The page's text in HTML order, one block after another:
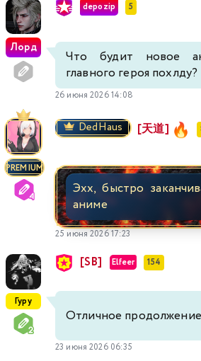
Лорд
depozip 5
Что будит новое
главного героя похлду?
26 июня 2026 14:08
PREMIUM
DedHaus [天道]
Эхх, быстро
аниме
25 июня 2026 17:23
Гуру
[SB] Elfeer 154
Отличное продолжение
23 июня 2026 06:35